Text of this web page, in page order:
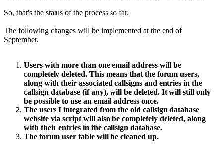
So, that's the status of the process so far.
The following changes will be implemented at the end of
September.
Users with more than one email address will be
completely deleted. This means that the forum users,
along with their associated callsigns and entries in the
callsign database (if any), will be deleted. It will still only
be possible to use an email address once.
The users I integrated from the old callsign database
website via script will also be completely deleted, along
with their entries in the callsign database.
The forum user table will be cleaned up.